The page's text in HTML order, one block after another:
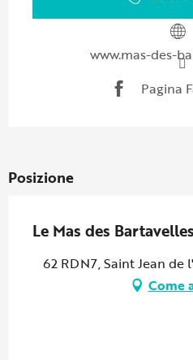
www.mas-des-
Pagina
Posizione
Le Mas des Bartavelles
62 RDN7, Saint Jean de
Come